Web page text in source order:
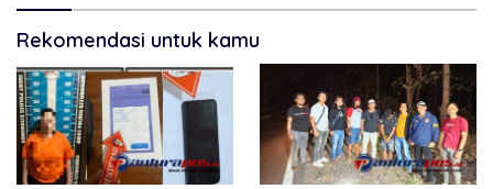
Rekomendasi untuk kamu